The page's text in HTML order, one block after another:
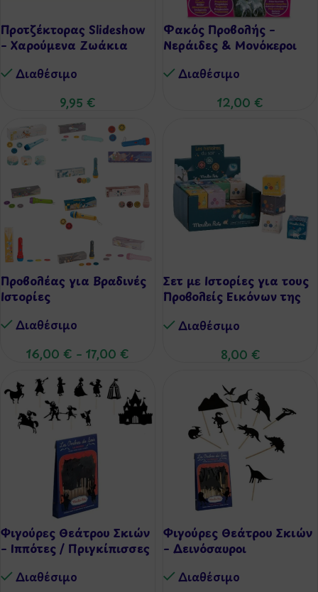
Προτζέκτορας Slideshow
– Χαρούμενα Ζωάκια
Διαθέσιμo
9,95 €
Φακός Προβολής –
Νεράιδες & Μονόκεροι
Διαθέσιμo
12,00 €
Προβολέας για Βραδινές
Ιστορίες
Διαθέσιμo
16,00 € – 17,00 €
Σετ με Ιστορίες για τους
Προβολείς Εικόνων της
Διαθέσιμo
8,00 €
Φιγούρες Θεάτρου Σκιών
– Ιππότες / Πριγκίπισσες
Διαθέσιμo
Φιγούρες Θεάτρου Σκιών
– Δεινόσαυροι
Διαθέσιμo